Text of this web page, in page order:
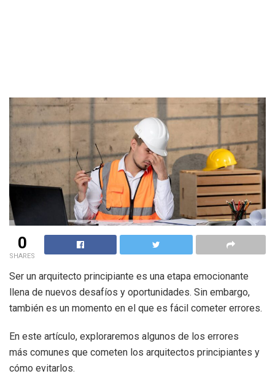
0
SHARES
Ser un arquitecto principiante es una etapa emocionante
llena de nuevos desafíos y oportunidades. Sin embargo,
también es un momento en el que es fácil cometer errores.
En este artículo, exploraremos algunos de los errores
más comunes que cometen los arquitectos principiantes y
cómo evitarlos.